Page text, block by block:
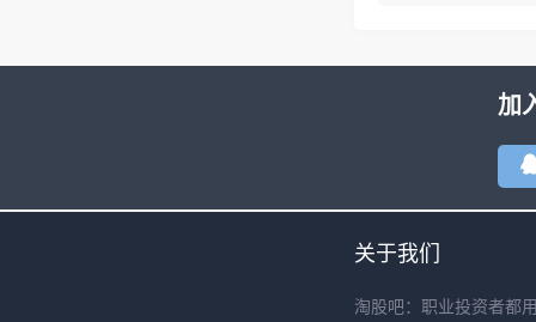
加
关于我们
淘股吧：职业投资者都